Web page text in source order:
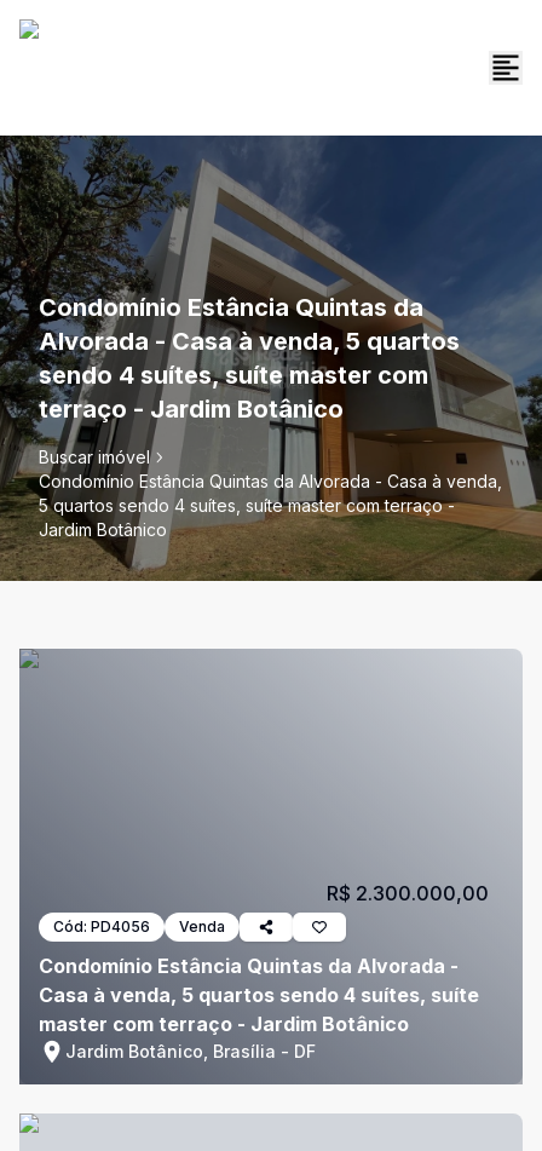
Condomínio Estância Quintas da
Alvorada - Casa à venda, 5 quartos
sendo 4 suítes, suíte master com
terraço - Jardim Botânico
Buscar imóvel
Condomínio Estância Quintas da Alvorada - Casa à venda,
5 quartos sendo 4 suítes, suíte master com terraço -
Jardim Botânico
Cód: PD4056 Venda
Condomínio Estância Quintas da Alvorada -
Casa à venda, 5 quartos sendo 4 suítes, suíte
master com terraço - Jardim Botânico
Jardim Botânico, Brasília - DF
R$ 2.300.000,00